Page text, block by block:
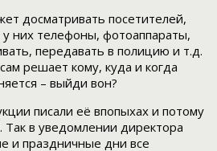
досматривать посетителей,
них телефоны, фотоаппараты,
передавать в полицию и т.д.
решает кому, куда и когда
– выйди вон?
писали её впопыхах и потому
Так в уведомлении директора
и праздничные дни все